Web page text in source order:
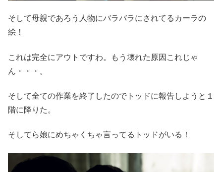
そして母親であろう人物にバラバラにされてるカーラの
絵！
これは完全にアウトですわ。もう壊れた原因これじゃ
ん・・・。
そして全ての作業を終了したのでトッドに報告しようと１
階に降りた。
そしてら娘にめちゃくちゃ言ってるトッドがいる！